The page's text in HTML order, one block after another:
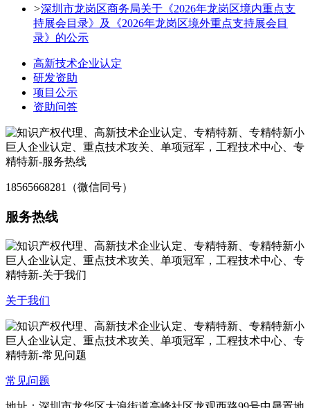
>深圳市龙岗区商务局关于《2026年龙岗区境内重点支
持展会目录》及《2026年龙岗区境外重点支持展会目
录》的公示
高新技术企业认定
研发资助
项目公示
资助问答
18565668281（微信同号）
服务热线
关于我们
常见问题